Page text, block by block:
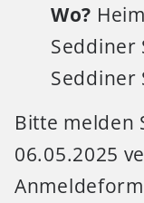
Wo?
Seddiner
Seddiner
Bitte melden
06.05.2025